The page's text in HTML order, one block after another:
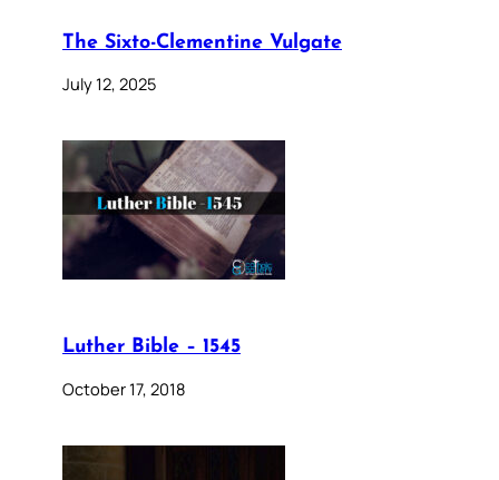
The Sixto-Clementine Vulgate
July 12, 2025
Luther Bible – 1545
October 17, 2018